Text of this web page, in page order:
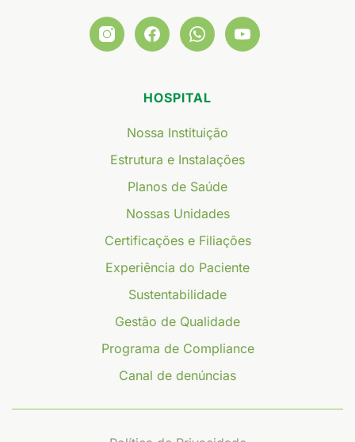
HOSPITAL
Nossa Instituição
Estrutura e Instalações
Planos de Saúde
Nossas Unidades
Certificações e Filiações
Experiência do Paciente
Sustentabilidade
Gestão de Qualidade
Programa de Compliance
Canal de denúncias